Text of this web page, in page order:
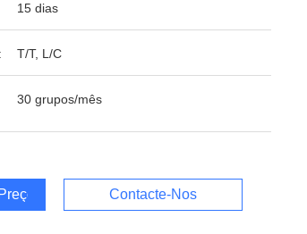
15 dias
T/T, L/C
30 grupos/mês
Contacte-Nos